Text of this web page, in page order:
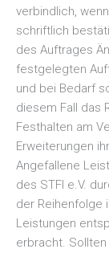
verbindlich,
schriftlich
des Auftrages
festgelegten
und bei Bedarf
diesem Fall das
Festhalten am
Erweiterungen
Angefallene
des STFI e.V.
der Reihenfolge
Leistungen
erbracht.